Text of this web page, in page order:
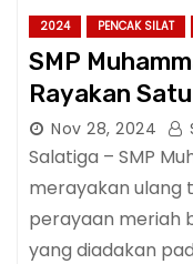
2024 PENCAK SILAT
SMP
Rayakan
Nov 28, 2024
Salatiga – SMP
merayakan ulang
perayaan meriah
yang diadakan